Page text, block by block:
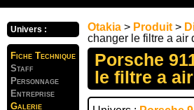
Univers :
Fiche Technique
Staff
Personnage
Entreprise
Galerie
Otakia > Produit >
changer le filtre a air
Porsche
le filtre a